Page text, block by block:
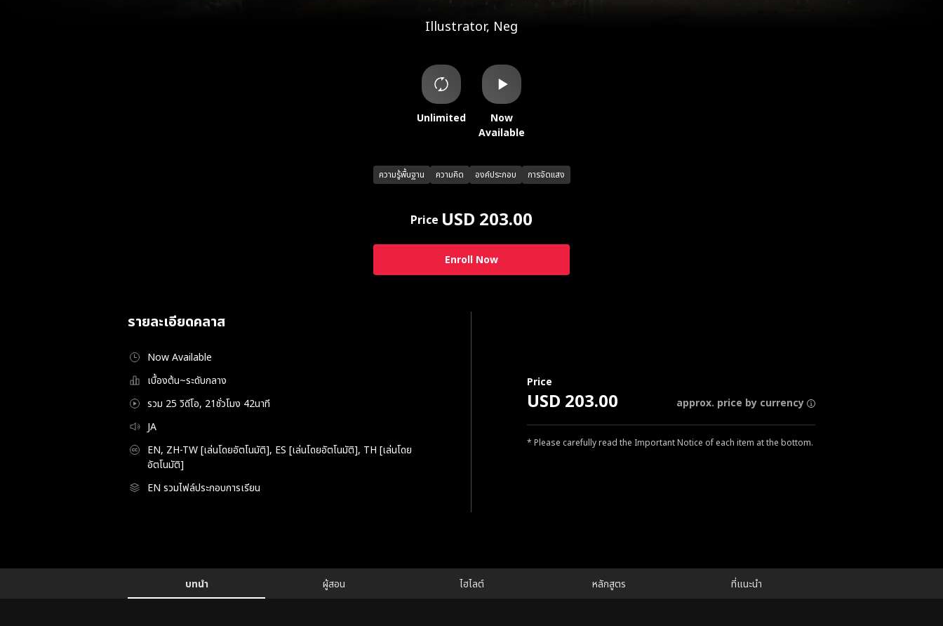
Illustrator, Neg
Unlimited
Now
Available
ความรู้พื้นฐาน ความคิด องค์ประกอบ การจัดแสง
Price USD 203.00
Enroll Now
รายละเอียดคลาส
Now Available
เบื้องต้น~ระดับกลาง
รวม 25 วิดีโอ, 21ชั่วโมง 42นาที
JA
EN, ZH-TW [เล่นโดยอัตโนมัติ], ES [เล่นโดยอัตโนมัติ], TH [เล่นโดย
อัตโนมัติ]
EN รวมไฟล์ประกอบการเรียน
Price
USD 203.00 approx. price by currency
* Please carefully read the Important Notice of each item at the bottom.
Configuration Information Shortcuts
บทนำ ผู้สอน ไฮไลต์ หลักสูตร
ที่แนะนำ